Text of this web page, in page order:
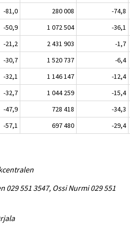
-81,0 280 008 -74,8
-50,9 1 072 504 -36,1
-21,2 2 431 903 -1,7
-30,7 1 520 737 -6,4
-32,1 1 146 147 -12,4
-32,7 1 044 259 -15,4
-47,9 728 418 -34,3
-57,1 697 480 -29,4
551 3547, Ossi Nurmi 029 551